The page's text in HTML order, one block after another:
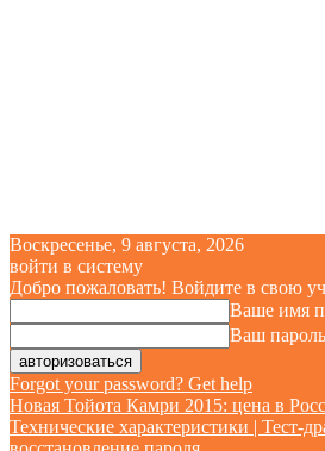
Воскресенье, 9 августа, 2026
войти в систему
Добро пожаловать! Войдите в свою
Ваше имя
Ваш пароль
Forgot your password? Get help
Новая Тойота Камри 2015: цена в
Технические характеристики | Тест-